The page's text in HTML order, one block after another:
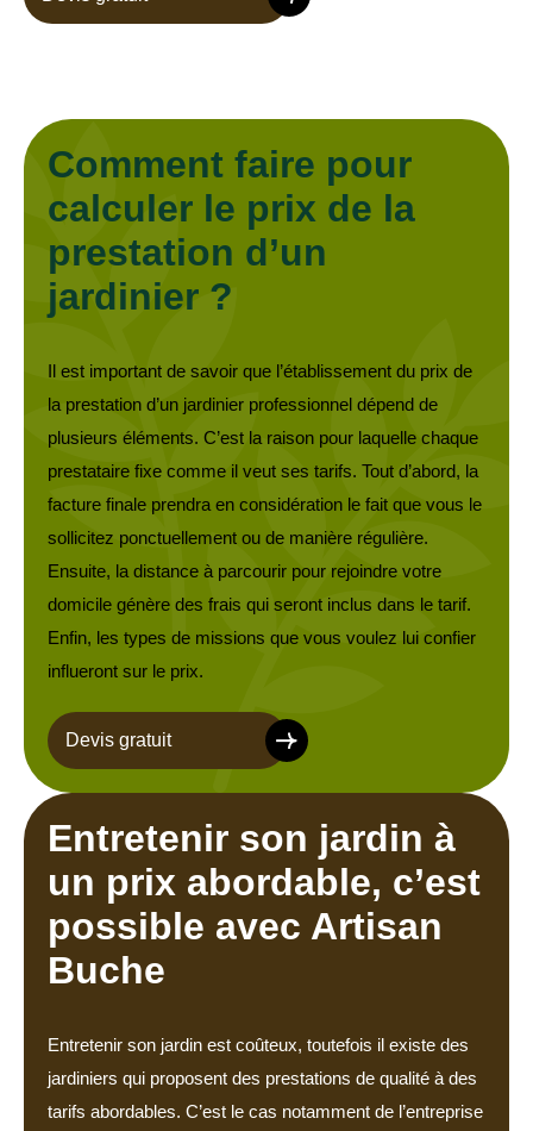
Comment faire pour
calculer le prix de la
prestation d’un
jardinier ?
Il est important de savoir que l’établissement du prix de
la prestation d’un jardinier professionnel dépend de
plusieurs éléments. C’est la raison pour laquelle chaque
prestataire fixe comme il veut ses tarifs. Tout d’abord, la
facture finale prendra en considération le fait que vous le
sollicitez ponctuellement ou de manière régulière.
Ensuite, la distance à parcourir pour rejoindre votre
domicile génère des frais qui seront inclus dans le tarif.
Enfin, les types de missions que vous voulez lui confier
influeront sur le prix.
Devis gratuit
Entretenir son jardin à
un prix abordable, c’est
possible avec Artisan
Buche
Entretenir son jardin est coûteux, toutefois il existe des
jardiniers qui proposent des prestations de qualité à des
tarifs abordables. C’est le cas notamment de l’entreprise